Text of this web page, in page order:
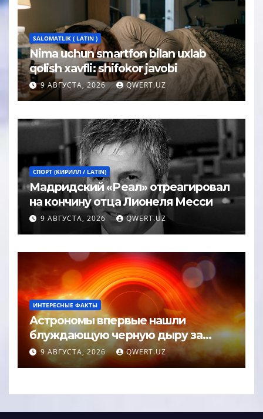
SALOMATLIK ( LATIN )
Nima uchun smartfon bilan uxlab
qolish xavfli: shifokor javobi
9 АВГУСТА, 2026 QWERT.UZ
СПОРТ (КИРИЛЛ / LATIN)
Мадридский «Реал» отреагировал
на кончину отца Лионеля Месси
9 АВГУСТА, 2026 QWERT.UZ
ИНТЕРЕСНЫЕ ФАКТЫ
Астрономы впервые нашли
блуждающую черную дыру за
пределами галактики
9 АВГУСТА, 2026 QWERT.UZ